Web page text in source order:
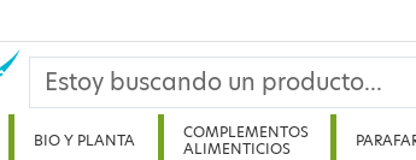
BIO Y PLANTA
COMPLEMENTOS
ALIMENTICIOS